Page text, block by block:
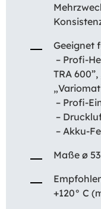
Geeignet
– Profi-
TRA
– Profi-
–
– Akku-
Maße ø
+120° C